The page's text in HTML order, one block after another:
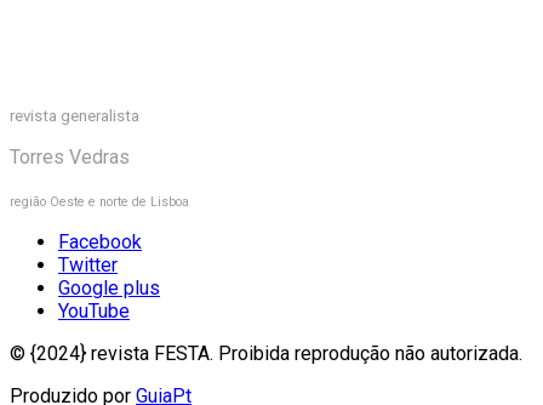
revista generalista
Torres Vedras
região Oeste e norte de Lisboa
Facebook
Twitter
Google plus
YouTube
© {2024} revista FESTA. Proibida reprodução não autorizada.
Produzido por GuiaPt